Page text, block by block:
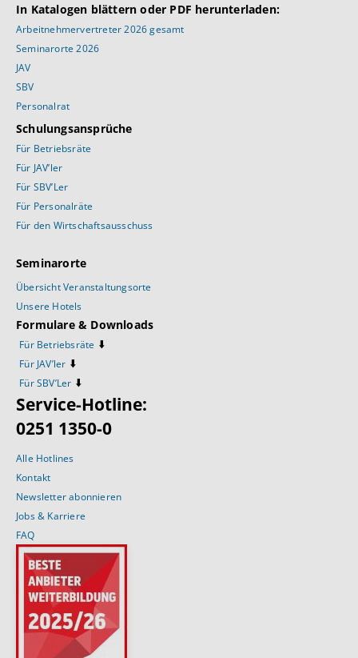
In Katalogen blättern oder PDF herunterladen:
Arbeitnehmervertreter 2026 gesamt
Seminarorte 2026
JAV
SBV
Personalrat
Schulungsansprüche
Für Betriebsräte
Für JAV’ler
Für SBV’Ler
Für Personalräte
Für den Wirtschaftsausschuss
Seminarorte
Übersicht Veranstaltungsorte
Unsere Hotels
Formulare & Downloads
Für Betriebsräte ⬇️
Für JAV’ler ⬇️
Für SBV’Ler ⬇️
Service-Hotline:
0251 1350-0
Alle Hotlines
Kontakt
Newsletter abonnieren
Jobs & Karriere
FAQ